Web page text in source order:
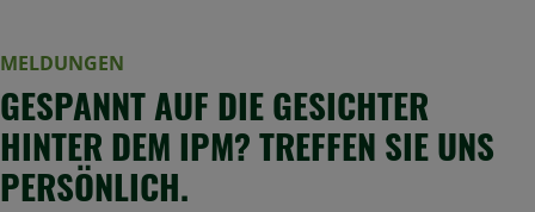
MELDUNGEN
GESPANNT AUF DIE GESICHTER
HINTER DEM IPM? TREFFEN SIE UNS
PERSÖNLICH.